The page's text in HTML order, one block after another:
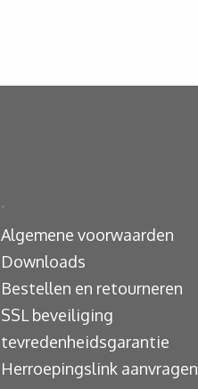
.
Algemene voorwaarden
Downloads
Bestellen en retourneren
SSL beveiliging
tevredenheidsgarantie
Herroepingslink aanvragen